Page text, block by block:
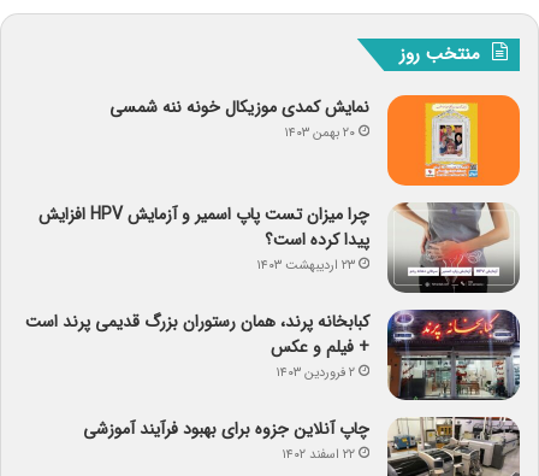
منتخب روز
نمایش کمدی موزیکال خونه ننه شمسی
۲۰ بهمن ۱۴۰۳
چرا میزان تست پاپ اسمیر و آزمایش HPV افزایش
پیدا کرده است؟
۲۳ اردیبهشت ۱۴۰۳
کبابخانه پرند، همان رستوران بزرگ قدیمی پرند است
+ فیلم و عکس
۲ فروردین ۱۴۰۳
چاپ آنلاین جزوه برای بهبود فرآیند آموزشی
۲۲ اسفند ۱۴۰۲